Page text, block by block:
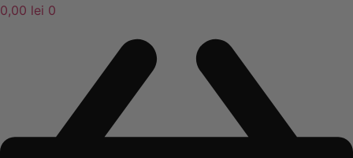
0,00 lei 0